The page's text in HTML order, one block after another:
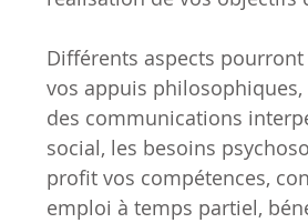
Différents aspects
vos appuis philosophiques,
des communications
social, les besoins
profit vos compétences,
emploi à temps partiel,